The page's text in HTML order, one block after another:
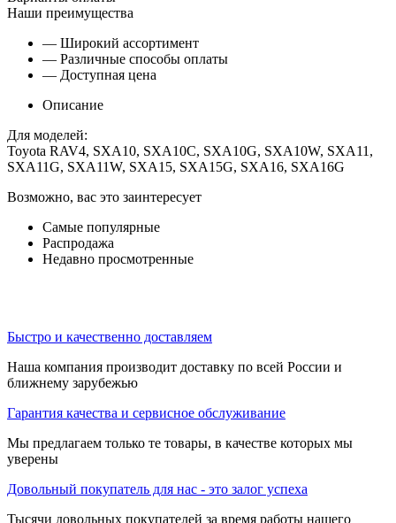
Наши преимущества
— Широкий ассортимент
— Различные способы оплаты
— Доступная цена
Описание
Для моделей:
Toyota RAV4, SXA10, SXA10C, SXA10G, SXA10W, SXA11,
SXA11G, SXA11W, SXA15, SXA15G, SXA16, SXA16G
Возможно, вас это заинтересует
Самые популярные
Распродажа
Недавно просмотренные
Быстро и качественно доставляем
Наша компания производит доставку по всей России и
ближнему зарубежью
Гарантия качества и сервисное обслуживание
Мы предлагаем только те товары, в качестве которых мы
уверены
Довольный покупатель для нас - это залог успеха
Тысячи довольных покупателей за время работы нашего